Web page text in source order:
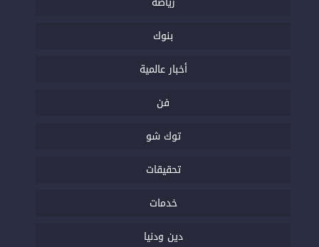
بنوك
أخبار عالمية
فن
توك شو
تحقيقات
خدمات
دين ودنيا